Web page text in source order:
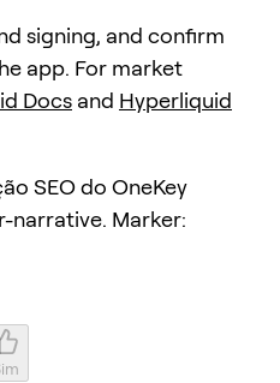
signing, and confirm
app. For market
Docs and Hyperliquid
SEO do OneKey
narrative. Marker: